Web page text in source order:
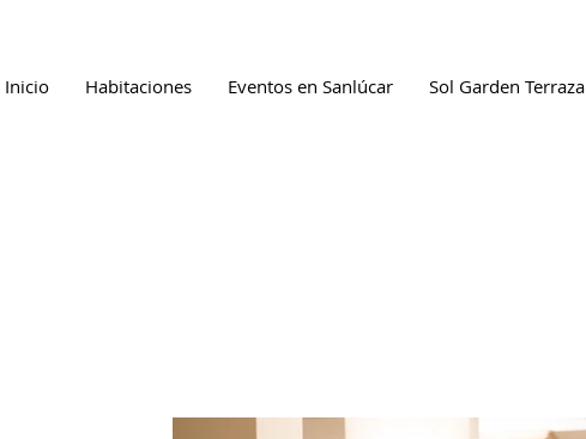
Inicio Habitaciones Eventos en Sanlúcar Sol Garden Terraza